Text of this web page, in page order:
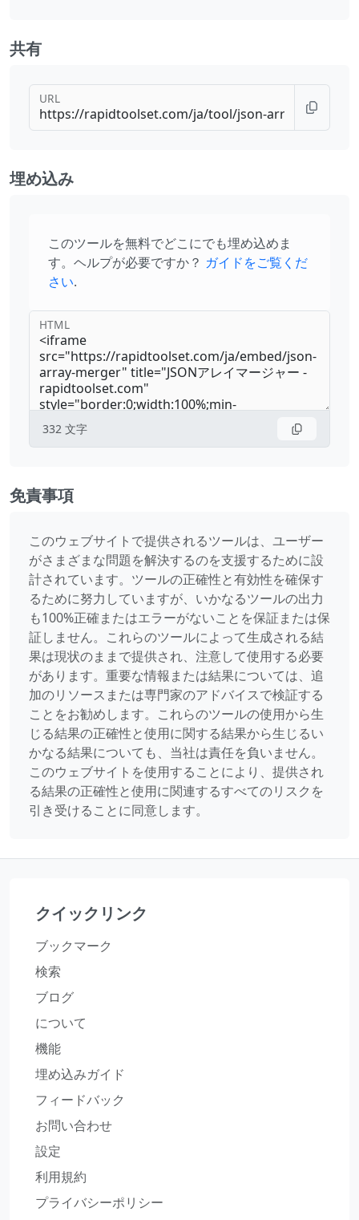
共有
URL
埋め込み
このツールを無料でどこにでも埋め込めま
す。ヘルプが必要ですか？ ガイドをご覧くだ
さい.
HTML
332 文字
免責事項
このウェブサイトで提供されるツールは、ユーザー
がさまざまな問題を解決するのを支援するために設
計されています。ツールの正確性と有効性を確保す
るために努力していますが、いかなるツールの出力
も100%正確またはエラーがないことを保証または保
証しません。これらのツールによって生成される結
果は現状のままで提供され、注意して使用する必要
があります。重要な情報または結果については、追
加のリソースまたは専門家のアドバイスで検証する
ことをお勧めします。これらのツールの使用から生
じる結果の正確性と使用に関する結果から生じるい
かなる結果についても、当社は責任を負いません。
このウェブサイトを使用することにより、提供され
る結果の正確性と使用に関連するすべてのリスクを
引き受けることに同意します。
クイックリンク
ブックマーク
検索
ブログ
について
機能
埋め込みガイド
フィードバック
お問い合わせ
設定
利用規約
プライバシーポリシー